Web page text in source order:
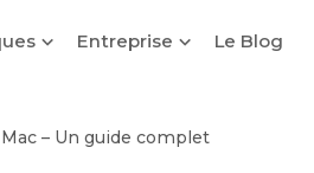
Entreprise Le Blog
– Un guide complet